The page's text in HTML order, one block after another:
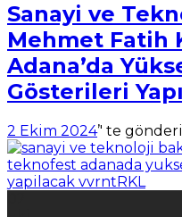
Sanayi ve
Mehmet Fatih
Adana’da
Gösterileri
2 Ekim 2024’' te